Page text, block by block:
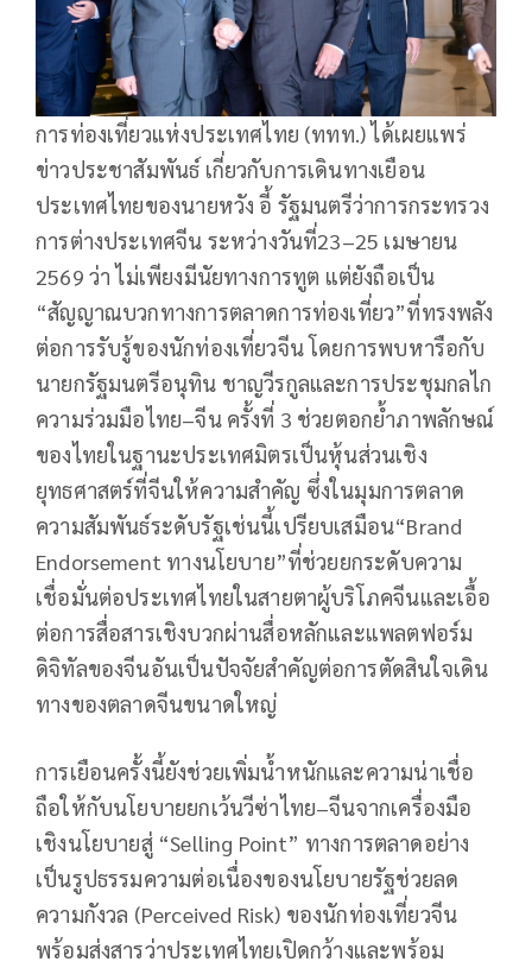
การท่องเที่ยวแห่งประเทศไทย (ททท.) ได้เผยแพร่
ข่าวประชาสัมพันธ์ เกี่ยวกับการเดินทางเยือน
ประเทศไทยของนายหวัง อี้ รัฐมนตรีว่าการกระทรวง
การต่างประเทศจีน ระหว่างวันที่23–25 เมษายน
2569 ว่า ไม่เพียงมีนัยทางการทูต แต่ยังถือเป็น
“สัญญาณบวกทางการตลาดการท่องเที่ยว”ที่ทรงพลัง
ต่อการรับรู้ของนักท่องเที่ยวจีน โดยการพบหารือกับ
นายกรัฐมนตรีอนุทิน ชาญวีรกูลและการประชุมกลไก
ความร่วมมือไทย–จีน ครั้งที่ 3 ช่วยตอกย้ำภาพลักษณ์
ของไทยในฐานะประเทศมิตรเป็นหุ้นส่วนเชิง
ยุทธศาสตร์ที่จีนให้ความสำคัญ ซึ่งในมุมการตลาด
ความสัมพันธ์ระดับรัฐเช่นนี้เปรียบเสมือน“Brand
Endorsement ทางนโยบาย”ที่ช่วยยกระดับความ
เชื่อมั่นต่อประเทศไทยในสายตาผู้บริโภคจีนและเอื้อ
ต่อการสื่อสารเชิงบวกผ่านสื่อหลักและแพลตฟอร์ม
ดิจิทัลของจีนอันเป็นปัจจัยสำคัญต่อการตัดสินใจเดิน
ทางของตลาดจีนขนาดใหญ่
การเยือนครั้งนี้ยังช่วยเพิ่มน้ำหนักและความน่าเชื่อ
ถือให้กับนโยบายยกเว้นวีซ่าไทย–จีนจากเครื่องมือ
เชิงนโยบายสู่ “Selling Point” ทางการตลาดอย่าง
เป็นรูปธรรมความต่อเนื่องของนโยบายรัฐช่วยลด
ความกังวล (Perceived Risk) ของนักท่องเที่ยวจีน
พร้อมส่งสารว่าประเทศไทยเปิดกว้างและพร้อม